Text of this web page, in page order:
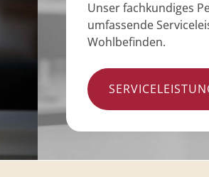
Unser fachkundiges
umfassende
Wohlbefinden.